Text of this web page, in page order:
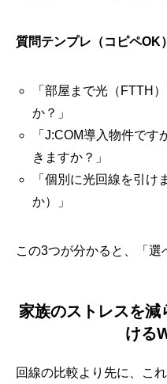
質問テンプレ（コピペOK）
「部屋まで光（FTTH
か？」
「J:COM導入物件で
きますか？」
「個別に光回線を引け
か）」
この3つが分かると、「選
家族のストレスを減
ける
回線の比較より先に、こ